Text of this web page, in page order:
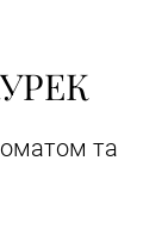
та